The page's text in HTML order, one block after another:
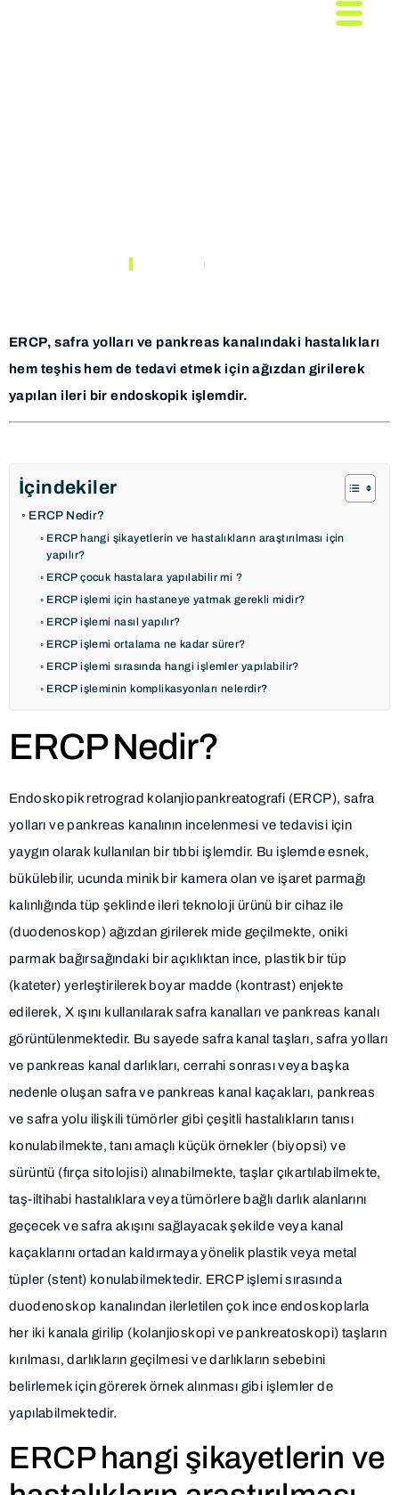
MAKALELER
ERCP, safra yolları ve pankreas kanalındaki hastalıkları
hem teşhis hem de tedavi etmek için ağızdan girilerek
yapılan ileri bir endoskopik işlemdir.
İçindekiler
ERCP Nedir?
ERCP hangi şikayetlerin ve hastalıkların araştırılması için
yapılır?
ERCP çocuk hastalara yapılabilir mi ?
ERCP işlemi için hastaneye yatmak gerekli midir?
ERCP işlemi nasıl yapılır?
ERCP işlemi ortalama ne kadar sürer?
ERCP işlemi sırasında hangi işlemler yapılabilir?
ERCP işleminin komplikasyonları nelerdir?
ERCP Nedir?
Endoskopik retrograd kolanjiopankreatografi (ERCP), safra
yolları ve pankreas kanalının incelenmesi ve tedavisi için
yaygın olarak kullanılan bir tıbbi işlemdir. Bu işlemde esnek,
bükülebilir, ucunda minik bir kamera olan ve işaret parmağı
kalınlığında tüp şeklinde ileri teknoloji ürünü bir cihaz ile
(duodenoskop) ağızdan girilerek mide geçilmekte, oniki
parmak bağırsağındaki bir açıklıktan ince, plastik bir tüp
(kateter) yerleştirilerek boyar madde (kontrast) enjekte
edilerek, X ışını kullanılarak safra kanalları ve pankreas kanalı
görüntülenmektedir. Bu sayede safra kanal taşları, safra yolları
ve pankreas kanal darlıkları, cerrahi sonrası veya başka
nedenle oluşan safra ve pankreas kanal kaçakları, pankreas
ve safra yolu ilişkili tümörler gibi çeşitli hastalıkların tanısı
konulabilmekte, tanı amaçlı küçük örnekler (biyopsi) ve
sürüntü (fırça sitolojisi) alınabilmekte, taşlar çıkartılabilmekte,
taş-iltihabi hastalıklara veya tümörlere bağlı darlık alanlarını
geçecek ve safra akışını sağlayacak şekilde veya kanal
kaçaklarını ortadan kaldırmaya yönelik plastik veya metal
tüpler (stent) konulabilmektedir. ERCP işlemi sırasında
duodenoskop kanalından ilerletilen çok ince endoskoplarla
her iki kanala girilip (kolanjioskopi ve pankreatoskopi) taşların
kırılması, darlıkların geçilmesi ve darlıkların sebebini
belirlemek için görerek örnek alınması gibi işlemler de
yapılabilmektedir.
ERCP hangi şikayetlerin ve